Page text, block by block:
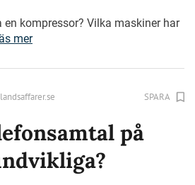
kompressor? Vilka maskiner har
mer
SPARA
på